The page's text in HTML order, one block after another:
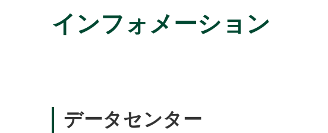
インフォメーション
データセンター
ソリューション領域 Secu x Fra
経営方針・中期経営計画 業績・財務（連結）
さくらケーシーエスグループのサステナビリティ
社長あいさつ 経営理念
新卒採用 キャリア採用